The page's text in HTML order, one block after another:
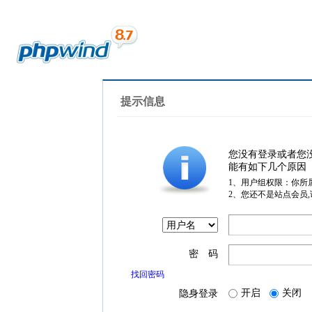
提示信息
您没有登录或者您
能有如下几个原因
1、用户组权限：你所
2、您还不是站点会员
密 码
找回密码
隐身登录 开启 关闭